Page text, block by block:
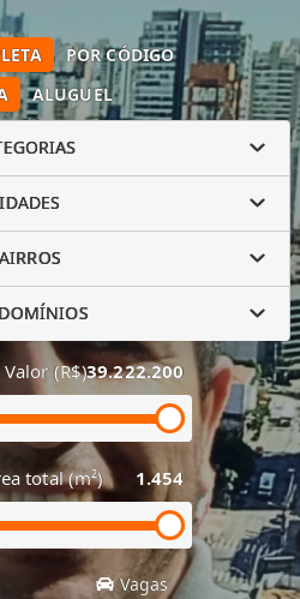
ALUGUEL
POR CÓDIGO
Valor (R$)39.222.200
total (m²) 1.454
Vagas